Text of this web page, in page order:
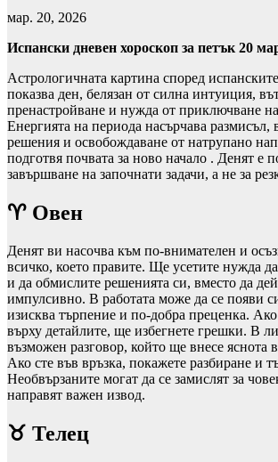
мар. 20, 2026
Испански дневен хороскоп за петък 20
Астрологичната картина според
показва ден, белязан от силна интуиция,
пренастройване и нужда от приключване
Енергията на периода насърчава размисъл,
решения и освобождаване от натрупано
подготвя почвата за ново начало . Денят е
завършване на започнати задачи, а не за
♈ Овен
Денят ви насочва към по-внимателен и
всичко, което правите. Ще усетите нужда
и да обмислите решенията си, вместо да
импулсивно. В работата може да се появи
изисква търпение и по-добра преценка. Ако
върху детайлите, ще избегнете грешки. В
възможен разговор, който ще внесе яснота
Ако сте във връзка, покажете разбиране и
Необвързаните могат да се замислят за
направят важен извод.
♉ Телец